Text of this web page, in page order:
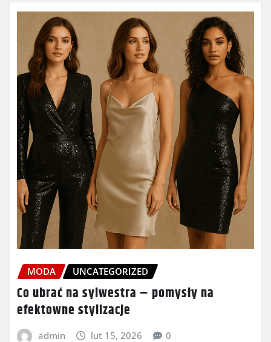
MODA UNCATEGORIZED
Co ubrać na sylwestra – pomysły na
efektowne stylizacje
admin lut 15, 2026 0